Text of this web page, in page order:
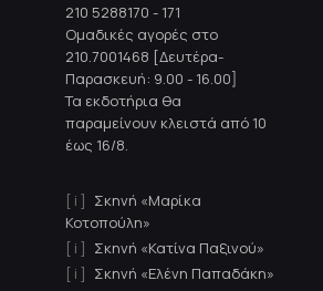
210 5288170 - 171
Ομαδικές αγορές στο
210.7001468 [Δευτέρα-
Παρασκευή: 9.00 - 16.00]
Τα εκδοτήρια θα
παραμείνουν κλειστά από 10
έως 16/8.
Σκηνή «Μαρίκα
Κοτοπούλη»
Σκηνή «Κατίνα Παξινού»
Σκηνή «Ελένη Παπαδάκη»